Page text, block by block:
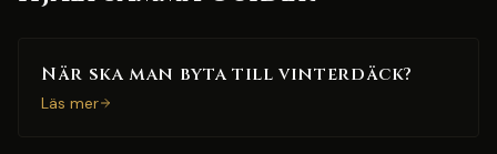
När ska man byta till vinterdäck?
Läs mer